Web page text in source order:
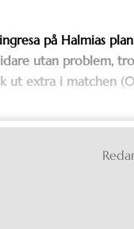
på Halmias
utan problem,
ut extra i matchen